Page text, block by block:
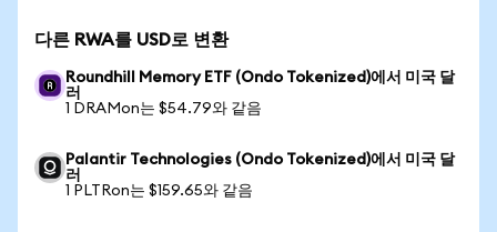
다른 RWA를 USD로 변환
Roundhill Memory ETF (Ondo Tokenized)에서 미국 달
러
1 DRAMon는 $54.79와 같음
Palantir Technologies (Ondo Tokenized)에서 미국 달
러
1 PLTRon는 $159.65와 같음